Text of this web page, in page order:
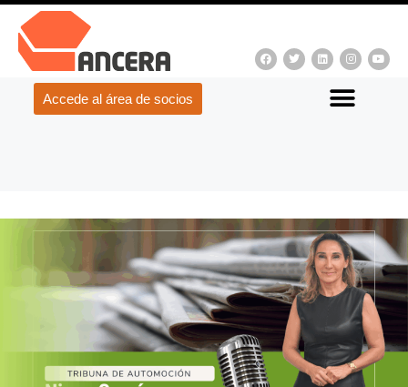
Accede al área de socios